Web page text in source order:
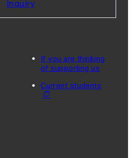
Inquiry
If you are thinking
of supporting us
Current students